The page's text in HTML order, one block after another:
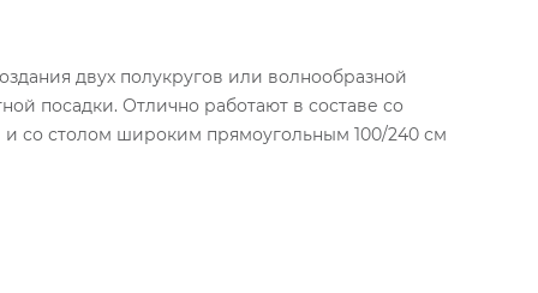
двух полукругов или волнообразной
посадки. Отлично работают в составе со
со столом широким прямоугольным 100/240 см